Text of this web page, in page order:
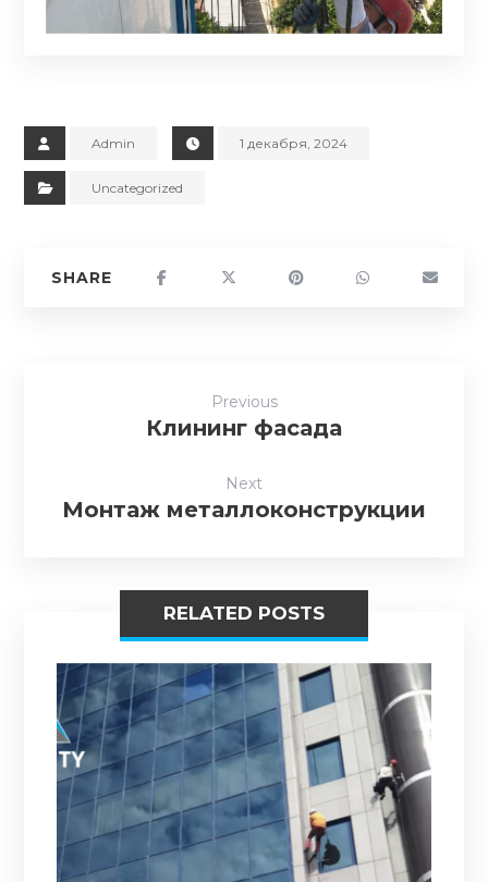
Admin 1 декабря, 2024
Uncategorized
Previous
Клининг фасада
Next
Монтаж металлоконструкции
RELATED POSTS